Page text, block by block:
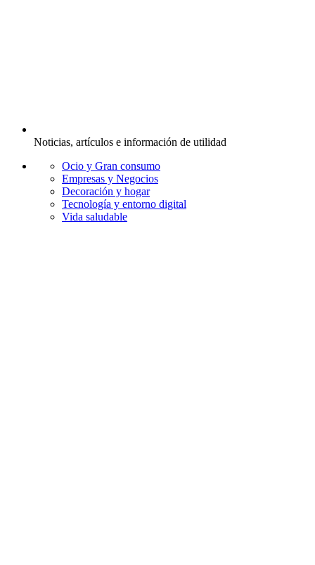
Noticias, artículos e información de utilidad
Ocio y Gran consumo
Empresas y Negocios
Decoración y hogar
Tecnología y entorno digital
Vida saludable